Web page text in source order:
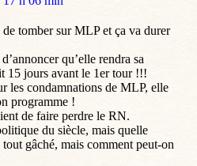
tomber sur MLP et ça va durer
qu’elle rendra sa
15 jours avant le 1er tour !!!
les condamnations de MLP, elle
programme !
de faire perdre le RN.
du siècle, mais quelle
gâché, mais comment peut-on